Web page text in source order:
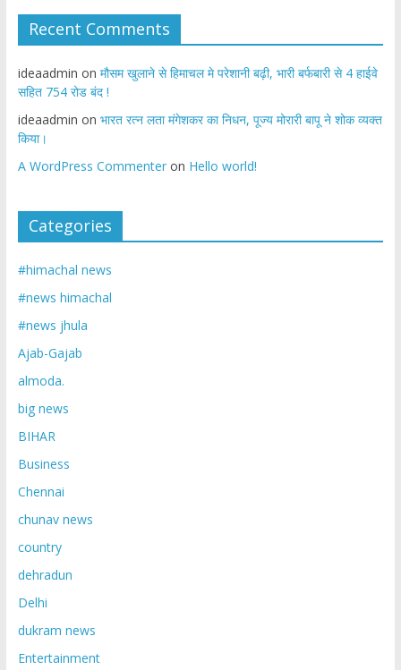
Recent Comments
ideaadmin on मौसम खुलाने से हिमाचल मे परेशानी बढ़ी, भारी बर्फबारी से 4 हाईवे
सहित 754 रोड बंद !
ideaadmin on भारत रत्न लता मंगेशकर का निधन, पूज्य मोरारी बापू ने शोक व्यक्त
किया।
A WordPress Commenteron Hello world!
Categories
#himachal news
#news himachal
#news jhula
Ajab-Gajab
almoda.
big news
BIHAR
Business
Chennai
chunav news
country
dehradun
Delhi
dukram news
Entertainment